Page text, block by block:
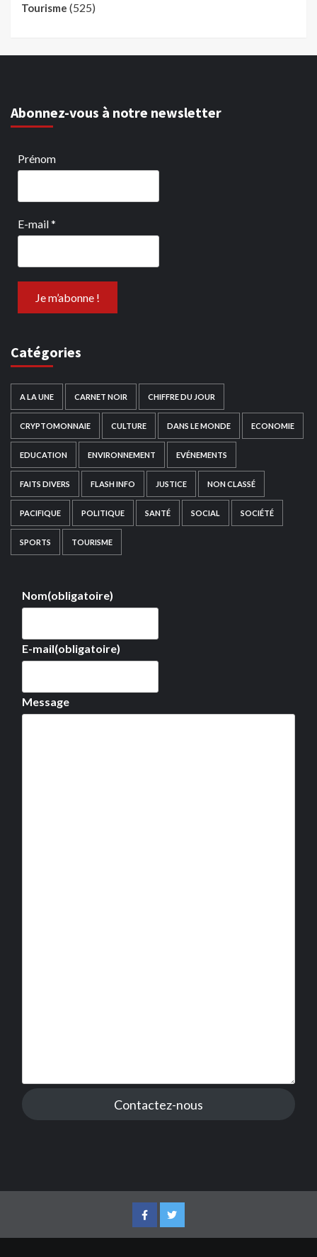
Tourisme (525)
Abonnez-vous à notre newsletter
Prénom
E-mail*
Catégories
A LA UNE CARNET NOIR CHIFFRE DU JOUR
CRYPTOMONNAIE CULTURE DANS LE MONDE ECONOMIE
EDUCATION ENVIRONNEMENT EVÉNEMENTS
FAITS DIVERS FLASH INFO JUSTICE NON CLASSÉ
PACIFIQUE POLITIQUE SANTÉ SOCIAL SOCIÉTÉ
SPORTS TOURISME
Nom(obligatoire)
E-mail(obligatoire)
Message
Contactez-nous
FacebookTwitter